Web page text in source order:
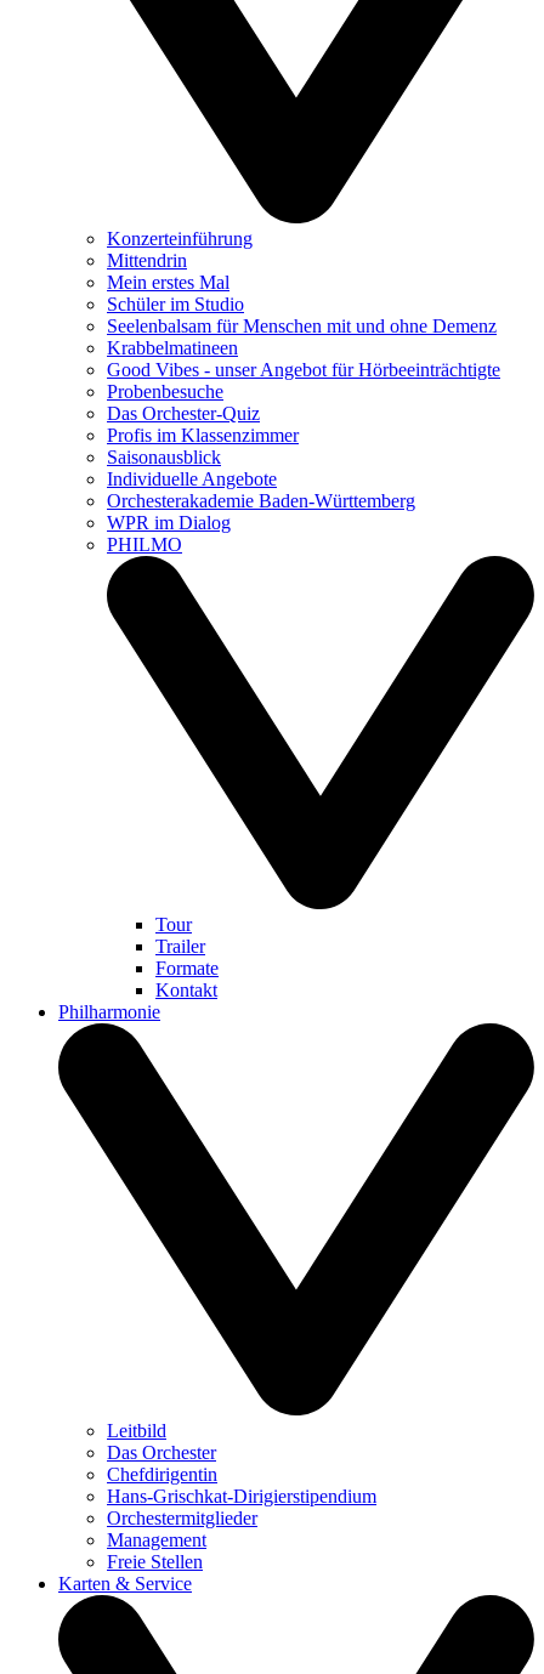
Konzerteinführung
Mittendrin
Mein erstes Mal
Schüler im Studio
Seelenbalsam für Menschen mit und ohne Demenz
Krabbelmatineen
Good Vibes - unser Angebot für Hörbeeinträchtigte
Probenbesuche
Das Orchester-Quiz
Profis im Klassenzimmer
Saisonausblick
Individuelle Angebote
Orchesterakademie Baden-Württemberg
WPR im Dialog
PHILMO
Tour
Trailer
Formate
Kontakt
Philharmonie
Leitbild
Das Orchester
Chefdirigentin
Hans-Grischkat-Dirigierstipendium
Orchestermitglieder
Management
Freie Stellen
Karten & Service